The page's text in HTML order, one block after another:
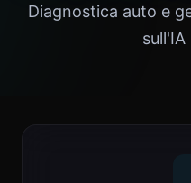
Diagnostica auto e
sull'IA